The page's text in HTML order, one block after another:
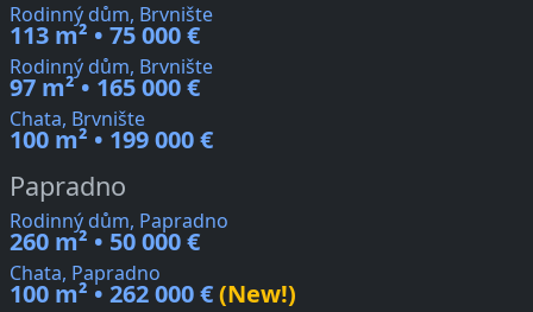
Rodinný dům, Brvnište
113 m² • 75 000 €
Rodinný dům, Brvnište
97 m² • 165 000 €
Chata, Brvnište
100 m² • 199 000 €
Papradno
Rodinný dům, Papradno
260 m² • 50 000 €
Chata, Papradno
100 m² • 262 000 €(New!)